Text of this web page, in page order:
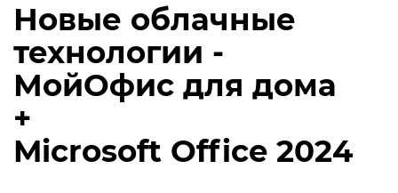
Новые облачные
технологии -
МойОфис для дома
+
Microsoft Office 2024